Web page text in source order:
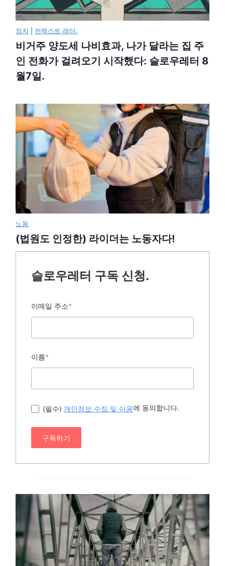
정치 컨텍스트 레터.
비거주 양도세 나비효과, 나가 달라는 집 주
인 전화가 걸려오기 시작했다: 슬로우레터 8
월7일.
노동
(법원도 인정한) 라이더는 노동자다!
슬로우레터 구독 신청.
이메일 주소*
이름*
(필수) 개인정보 수집 및 이용에 동의합니다.
구독하기